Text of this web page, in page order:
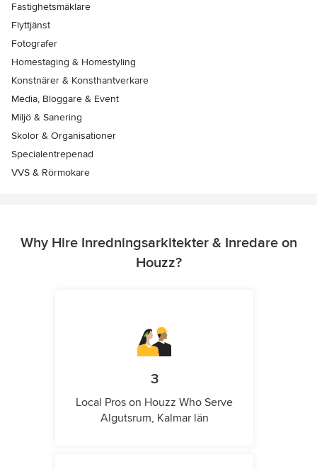
Fastighetsmäklare
Flyttjänst
Fotografer
Homestaging & Homestyling
Konstnärer & Konsthantverkare
Media, Bloggare & Event
Miljö & Sanering
Skolor & Organisationer
Specialentrepenad
VVS & Rörmokare
Why Hire Inredningsarkitekter & Inredare on
Houzz?
3
Local Pros on Houzz Who Serve
Algutsrum, Kalmar län